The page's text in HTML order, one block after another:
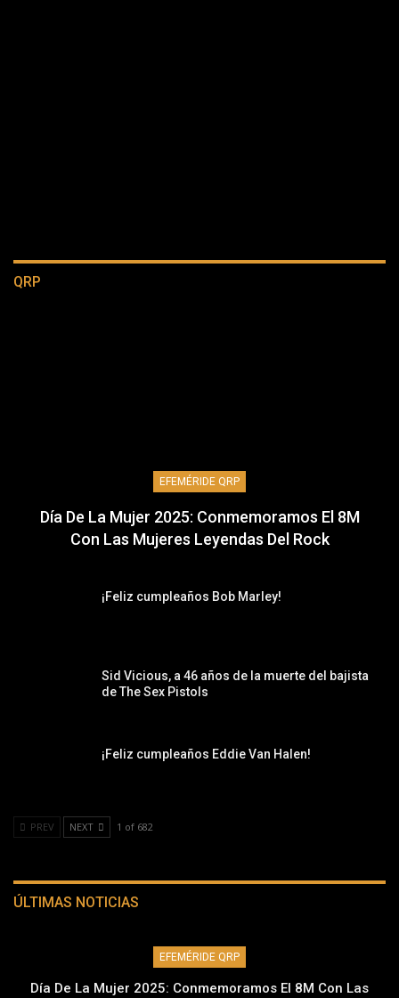
QRP
EFEMÉRIDE QRP
Día De La Mujer 2025: Conmemoramos El 8M
Con Las Mujeres Leyendas Del Rock
¡Feliz cumpleaños Bob Marley!
Sid Vicious, a 46 años de la muerte del bajista
de The Sex Pistols
¡Feliz cumpleaños Eddie Van Halen!
PREV NEXT 1 of 682
ÚLTIMAS NOTICIAS
EFEMÉRIDE QRP
Día De La Mujer 2025: Conmemoramos El 8M Con Las